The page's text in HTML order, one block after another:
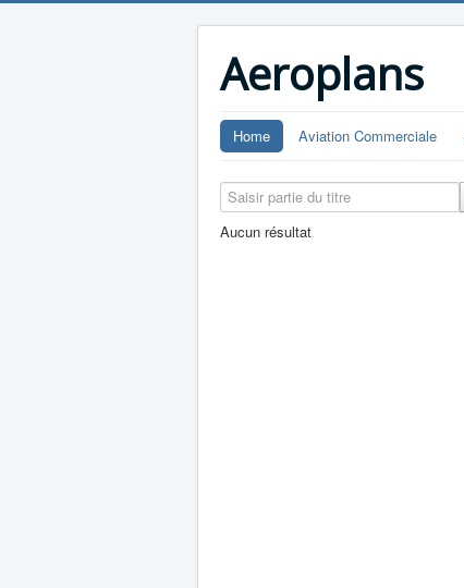
Aeroplans
Home Aviation Commerciale
Saisir partie du titre
Aucun résultat